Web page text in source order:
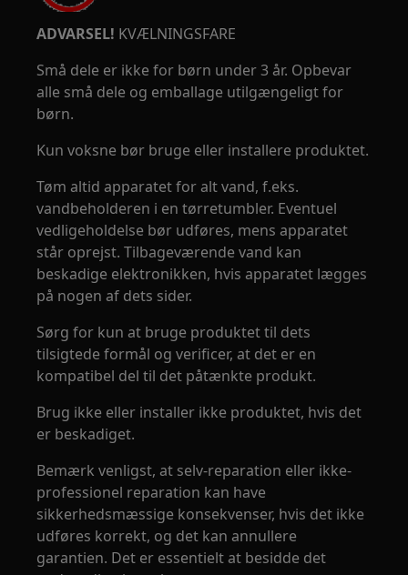
ADVARSEL! KVÆLNINGSFARE
Små dele er ikke for børn under 3 år. Opbevar
alle små dele og emballage utilgængeligt for
børn.
Kun voksne bør bruge eller installere produktet.
Tøm altid apparatet for alt vand, f.eks.
vandbeholderen i en tørretumbler. Eventuel
vedligeholdelse bør udføres, mens apparatet
står oprejst. Tilbageværende vand kan
beskadige elektronikken, hvis apparatet lægges
på nogen af dets sider.
Sørg for kun at bruge produktet til dets
tilsigtede formål og verificer, at det er en
kompatibel del til det påtænkte produkt.
Brug ikke eller installer ikke produktet, hvis det
er beskadiget.
Bemærk venligst, at selv-reparation eller ikke-
professionel reparation kan have
sikkerhedsmæssige konsekvenser, hvis det ikke
udføres korrekt, og det kan annullere
garantien. Det er essentielt at besidde det